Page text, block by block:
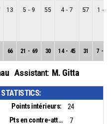
13 5 - 9 55 4 - 7 57 1 -
66 21 - 69 30 14 - 45 31 7 -
Assistant: M. Gitta
Points intérieurs:
24
Pts en contre-attaque:
7